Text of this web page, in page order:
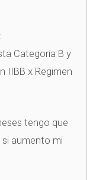
Categoria B y
IIBB x Regimen
tengo que
aumento mi